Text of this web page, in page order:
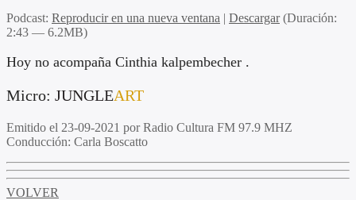
Podcast: Reproducir en una nueva ventana | Descargar(Duración:
2:43 — 6.2MB)
Hoy no acompaña Cinthia kalpembecher .
Micro: JUNGLEART
Emitido el 23-09-2021 por Radio Cultura FM 97.9 MHZ
Conducción: Carla Boscatto
VOLVER